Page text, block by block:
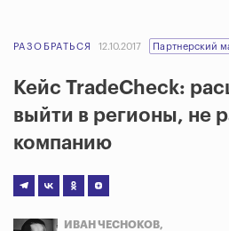
РАЗОБРАТЬСЯ 12.10.2017 Партнерский
Кейс TradeCheck:
выйти в регионы, не
компанию
ИВАН ЧЕСНОКОВ,